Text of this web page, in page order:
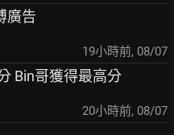
廣告
19小時前, 08/07
Bin哥獲得最高分
20小時前, 08/07